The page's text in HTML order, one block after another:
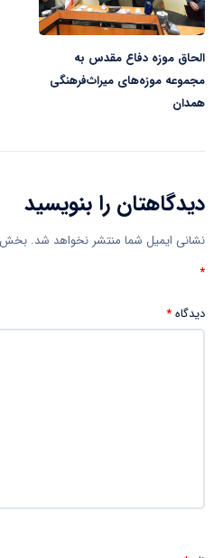
الحاق موزه دفاع مقدس به
مجموعه موزه‌های میراث‌فرهنگی
همدان
دیدگاهتان را بنویسید
نشانی ایمیل شما منتشر نخواهد شد.
*
دیدگاه*